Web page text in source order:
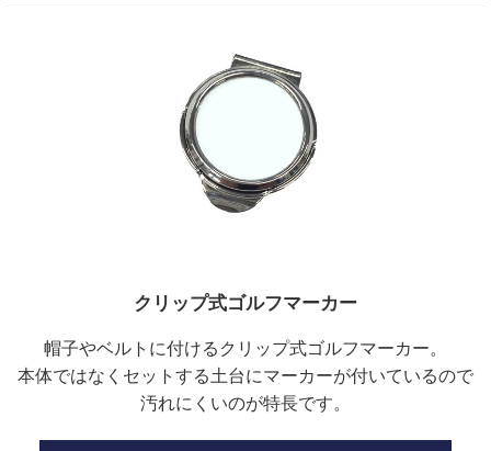
クリップ式ゴルフマーカー
帽子やベルトに付けるクリップ式ゴルフマーカー。
本体ではなくセットする土台にマーカーが付いているので
汚れにくいのが特長です。